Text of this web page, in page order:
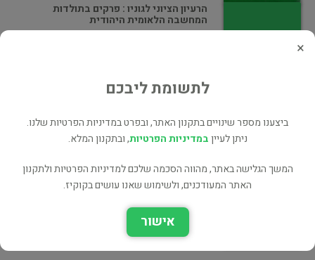
הרעיון הציוני לגוניו : פרקים בתולדות
המחשבה הלאומית היהודית
רשות הרבים - שיחות על מחשבה מדינית
פילוסופיה
×
לתשומת ליבכם
ביצענו מספר שינויים בתקנון האתר, ובפרט במדיניות הפרטיות שלנו.
ניתן לעייןבמדיניות הפרטיות, ובתקנון המלא.
המשך הגלישה באתר, מהווה הסכמה שלכם למדיניות הפרטיות ולתקנון
האתר המעודכנים, ולשימוש שאנו עושים בקוקיז.
אישור